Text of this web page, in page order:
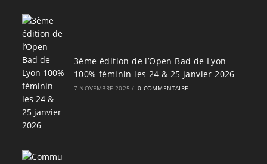
3ème édition de l’Open Bad de Lyon
100% féminin les 24 & 25 janvier 2026
7 NOVEMBRE 2025 / 0 COMMENTAIRE